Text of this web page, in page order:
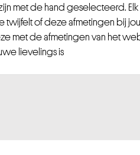
met de hand geselecteerd.
twijfelt of deze afmetingen bij
met de afmetingen van het
lievelings is